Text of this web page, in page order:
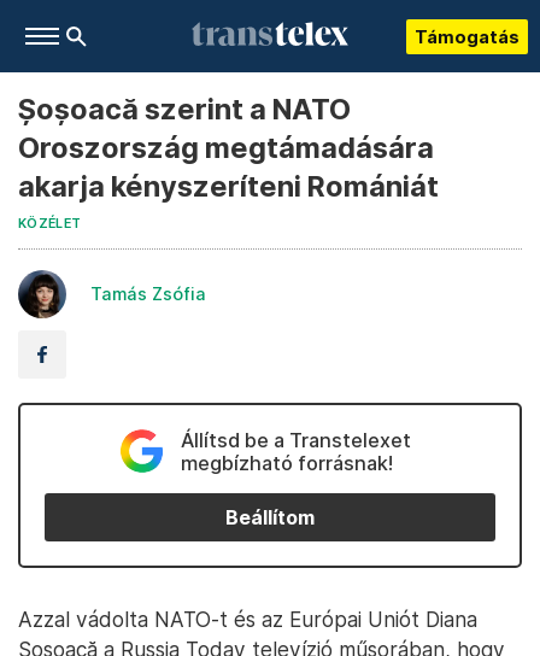
Támogatás
Șoșoacă szerint a NATO
Oroszország megtámadására
akarja kényszeríteni Romániát
KÖZÉLET
Tamás Zsófia
Állítsd be a Transtelexet
megbízható forrásnak!
Beállítom
Azzal vádolta NATO-t és az Európai Uniót Diana
Șoșoacă a Russia Today televízió műsorában, hogy